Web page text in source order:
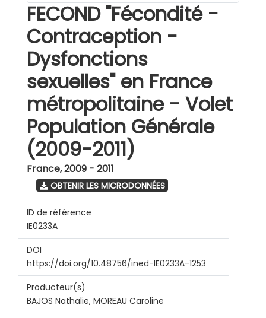
FECOND "Fécondité -
Contraception -
Dysfonctions
sexuelles" en France
métropolitaine - Volet
Population Générale
(2009-2011)
France,2009 - 2011
OBTENIR LES MICRODONNÉES
ID de référence
IE0233A
DOI
https://doi.org/10.48756/ined-IE0233A-1253
Producteur(s)
BAJOS Nathalie, MOREAU Caroline